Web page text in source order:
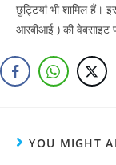
छुट्टियां भी शामिल हैं।
आरबीआई ) की वेबसाइट
YOU MIGHT